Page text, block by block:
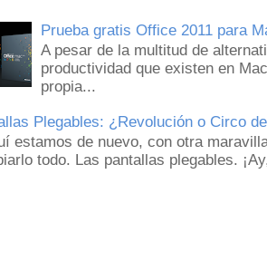
Prueba gratis Office 2011 para
A pesar de la multitud de
productividad que existen en
propia...
Plegables: ¿Revolución o Circo
estamos de nuevo, con otra
todo. Las pantallas plegables.